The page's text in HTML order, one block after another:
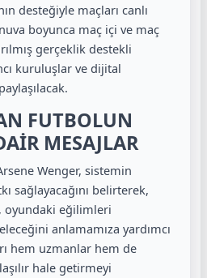
desteğiyle maçları canlı
boyunca maç içi ve maç
gerçeklik destekli
kuruluşlar ve dijital
FUTBOLUN
MESAJLAR
Wenger, sistemin
sağlayacağını belirterek,
oyundaki eğilimleri
anlamamıza yardımcı
hem uzmanlar hem de
hale getirmeyi